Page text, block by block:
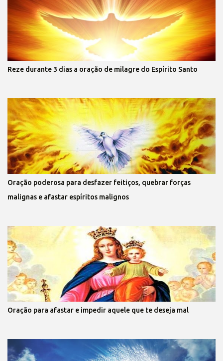
Reze durante 3 dias a oração de milagre do Espírito Santo
Oração poderosa para desfazer feitiços, quebrar forças
malignas e afastar espíritos malignos
Oração para afastar e impedir aquele que te deseja mal